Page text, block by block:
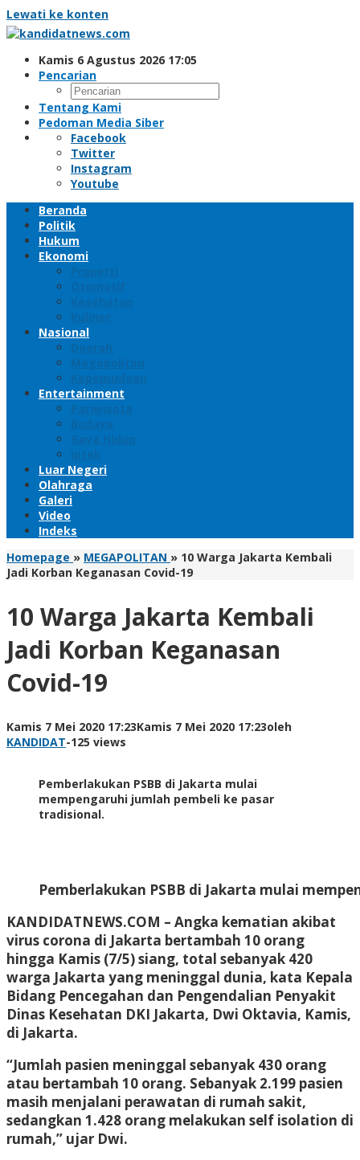
Lewati ke konten
Kamis 6 Agustus 2026 17:05
Pencarian
Tentang Kami
Pedoman Media Siber
Facebook
Twitter
Instagram
Youtube
Beranda
Politik
Hukum
Ekonomi
Properti
Otomotif
Kesehatan
Kuliner
Nasional
Daerah
Megapolitan
Kepemudaan
Entertainment
Pariwisata
Budaya
Gaya Hidup
Iptek
Luar Negeri
Olahraga
Galeri
Video
Indeks
Homepage » MEGAPOLITAN » 10 Warga Jakarta Kembali
Jadi Korban Keganasan Covid-19
10 Warga Jakarta Kembali
Jadi Korban Keganasan
Covid-19
Kamis 7 Mei 2020 17:23Kamis 7 Mei 2020 17:23oleh
KANDIDAT-125 views
Pemberlakukan PSBB di Jakarta mulai
mempengaruhi jumlah pembeli ke pasar
tradisional.
Pemberlakukan PSBB di Jakarta mulai
KANDIDATNEWS.COM – Angka kematian akibat
virus corona di Jakarta bertambah 10 orang
hingga Kamis (7/5) siang, total sebanyak 420
warga Jakarta yang meninggal dunia, kata Kepala
Bidang Pencegahan dan Pengendalian Penyakit
Dinas Kesehatan DKI Jakarta, Dwi Oktavia, Kamis,
di Jakarta.
“Jumlah pasien meninggal sebanyak 430 orang
atau bertambah 10 orang. Sebanyak 2.199 pasien
masih menjalani perawatan di rumah sakit,
sedangkan 1.428 orang melakukan self isolation di
rumah,” ujar Dwi.